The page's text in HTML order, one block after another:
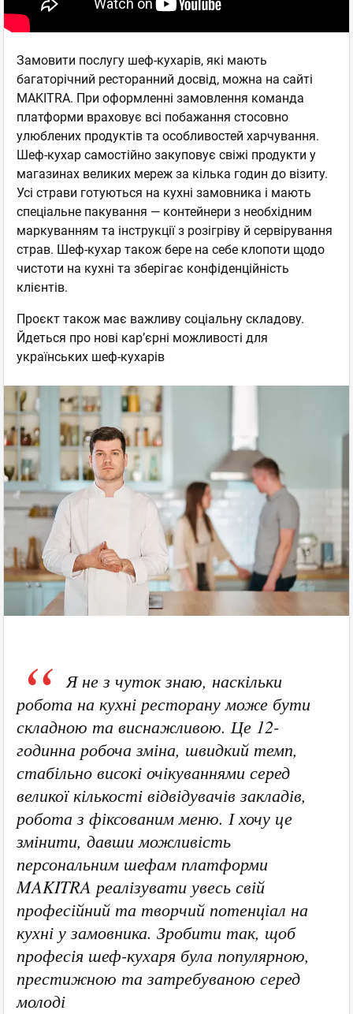
Замовити послугу шеф-кухарів, які мають
багаторічний ресторанний досвід, можна на сайті
MAKITRA. При оформленні замовлення команда
платформи враховує всі побажання стосовно
улюблених продуктів та особливостей харчування.
Шеф-кухар самостійно закуповує свіжі продукти у
магазинах великих мереж за кілька годин до візиту.
Усі страви готуються на кухні замовника і мають
спеціальне пакування — контейнери з необхідним
маркуванням та інструкції з розігріву й сервірування
страв. Шеф-кухар також бере на себе клопоти щодо
чистоти на кухні та зберігає конфіденційність
клієнтів.
Проєкт також має важливу соціальну складову.
Йдеться про нові кар’єрні можливості для
українських шеф-кухарів
Я не з чуток знаю, наскільки
робота на кухні ресторану може бути
складною та виснажливою. Це 12-
годинна робоча зміна, швидкий темп,
стабільно високі очікуваннями серед
великої кількості відвідувачів закладів,
робота з фіксованим меню. І хочу це
змінити, давши можливість
персональним шефам платформи
MAKITRA реалізувати увесь свій
професійний та творчий потенціал на
кухні у замовника. Зробити так, щоб
професія шеф-кухаря була популярною,
престижною та затребуваною серед
молоді